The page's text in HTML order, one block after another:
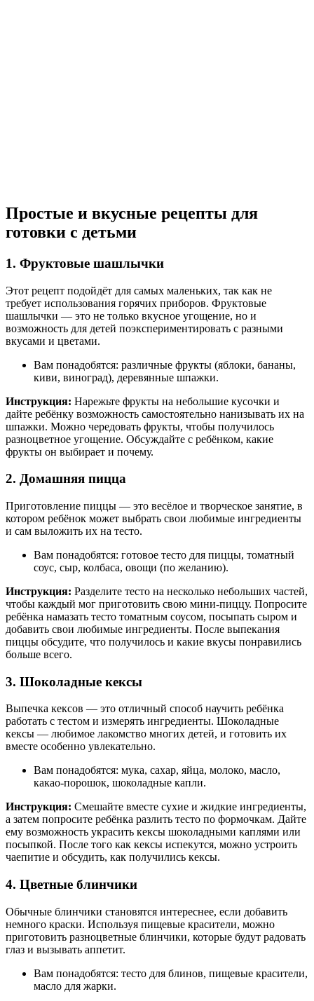
Простые и вкусные рецепты для
готовки с детьми
1. Фруктовые шашлычки
Этот рецепт подойдёт для самых маленьких, так как не
требует использования горячих приборов. Фруктовые
шашлычки — это не только вкусное угощение, но и
возможность для детей поэкспериментировать с разными
вкусами и цветами.
Вам понадобятся: различные фрукты (яблоки, бананы,
киви, виноград), деревянные шпажки.
Инструкция: Нарежьте фрукты на небольшие кусочки и
дайте ребёнку возможность самостоятельно нанизывать их на
шпажки. Можно чередовать фрукты, чтобы получилось
разноцветное угощение. Обсуждайте с ребёнком, какие
фрукты он выбирает и почему.
2. Домашняя пицца
Приготовление пиццы — это весёлое и творческое занятие, в
котором ребёнок может выбрать свои любимые ингредиенты
и сам выложить их на тесто.
Вам понадобятся: готовое тесто для пиццы, томатный
соус, сыр, колбаса, овощи (по желанию).
Инструкция: Разделите тесто на несколько небольших частей,
чтобы каждый мог приготовить свою мини-пиццу. Попросите
ребёнка намазать тесто томатным соусом, посыпать сыром и
добавить свои любимые ингредиенты. После выпекания
пиццы обсудите, что получилось и какие вкусы понравились
больше всего.
3. Шоколадные кексы
Выпечка кексов — это отличный способ научить ребёнка
работать с тестом и измерять ингредиенты. Шоколадные
кексы — любимое лакомство многих детей, и готовить их
вместе особенно увлекательно.
Вам понадобятся: мука, сахар, яйца, молоко, масло,
какао-порошок, шоколадные капли.
Инструкция: Смешайте вместе сухие и жидкие ингредиенты,
а затем попросите ребёнка разлить тесто по формочкам. Дайте
ему возможность украсить кексы шоколадными каплями или
посыпкой. После того как кексы испекутся, можно устроить
чаепитие и обсудить, как получились кексы.
4. Цветные блинчики
Обычные блинчики становятся интереснее, если добавить
немного краски. Используя пищевые красители, можно
приготовить разноцветные блинчики, которые будут радовать
глаз и вызывать аппетит.
Вам понадобятся: тесто для блинов, пищевые красители,
масло для жарки.